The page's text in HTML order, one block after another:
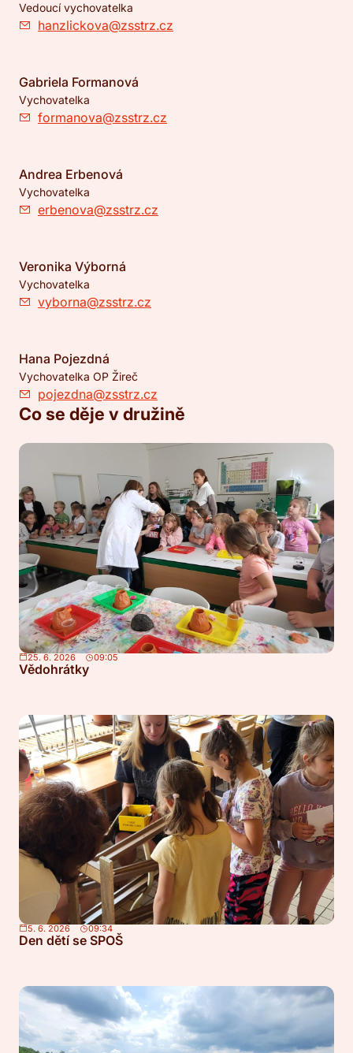
Vedoucí vychovatelka
hanzlickova@zsstrz.cz
Gabriela Formanová
Vychovatelka
formanova@zsstrz.cz
Andrea Erbenová
Vychovatelka
erbenova@zsstrz.cz
Veronika Výborná
Vychovatelka
vyborna@zsstrz.cz
Hana Pojezdná
Vychovatelka OP Žireč
pojezdna@zsstrz.cz
Co se děje v družině
25. 6. 2026 09:05
Vědohrátky
5. 6. 2026 09:34
Den dětí se SPOŠ